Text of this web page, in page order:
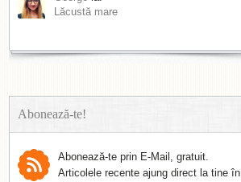
Lăcustă mare
Abonează-te!
Abonează-te prin E-Mail, gratuit.
Articolele recente ajung direct la tine în